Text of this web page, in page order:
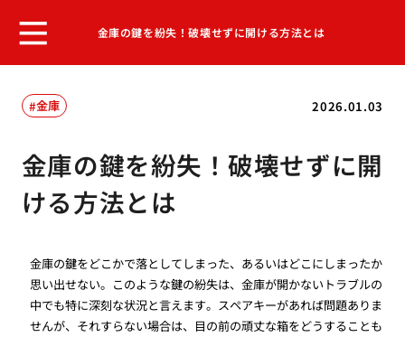
金庫の鍵を紛失！破壊せずに開ける方法とは
2026.01.03
金庫
金庫の鍵を紛失！破壊せずに開
ける方法とは
金庫の鍵をどこかで落としてしまった、あるいはどこにしまったか
思い出せない。このような鍵の紛失は、金庫が開かないトラブルの
中でも特に深刻な状況と言えます。スペアキーがあれば問題ありま
せんが、それすらない場合は、目の前の頑丈な箱をどうすることも